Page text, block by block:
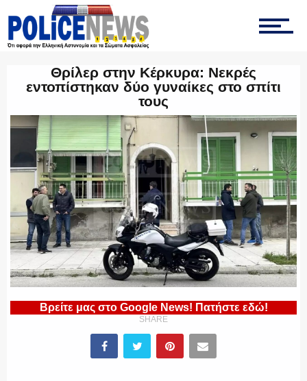
ΤΡΟΧΑΙΑ
ΟΜΑΔΑ “Ζ”
ΕΚΑΜ
ΥΑΤ/ΥΜΕΤ
Θρίλερ στην Κέρκυρα: Νεκρές
εντοπίστηκαν δύο γυναίκες στο σπίτι
τους
Βρείτε μας στο Google News! Πατήστε εδώ!
SHARE